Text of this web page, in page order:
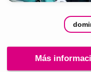
Más